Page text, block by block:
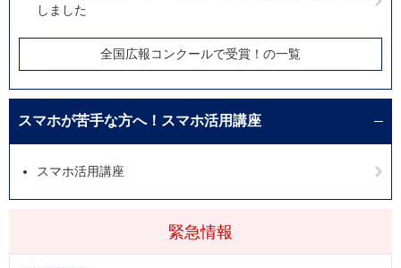
緊急情報
しました
全国広報コンクールで受賞！の一覧
スマホが苦手な方へ！スマホ活用講座
スマホ活用講座